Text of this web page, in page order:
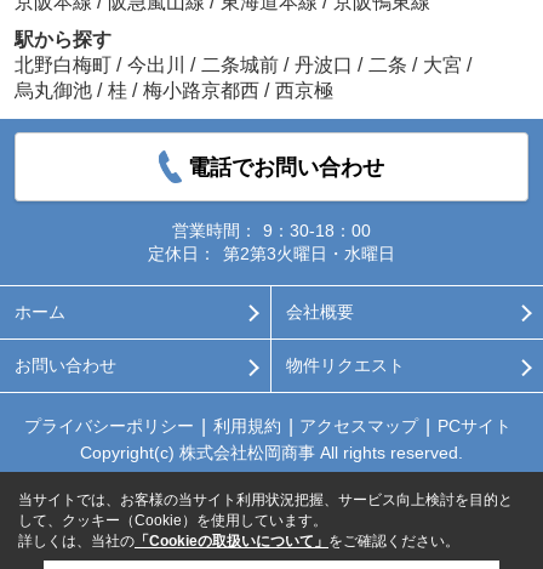
駅から探す
北野白梅町 / 今出川 / 二条城前 / 丹波口 / 二条 / 大宮 /
烏丸御池 / 桂 / 梅小路京都西 / 西京極
電話でお問い合わせ
営業時間：
9：30-18：00
定休日：
第2第3火曜日・水曜日
ホーム 会社概要
お問い合わせ 物件リクエスト
プライバシーポリシー 利用規約 アクセスマップ
PCサイト
Copyright(c) 株式会社松岡商事 All rights reserved.
当サイトでは、お客様の当サイト利用状況把握、サービス向上検討を目的と
して、クッキー（Cookie）を使用しています。
詳しくは、当社の 「Cookieの取扱いについて」 をご確認ください。